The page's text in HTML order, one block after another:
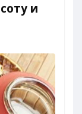
и